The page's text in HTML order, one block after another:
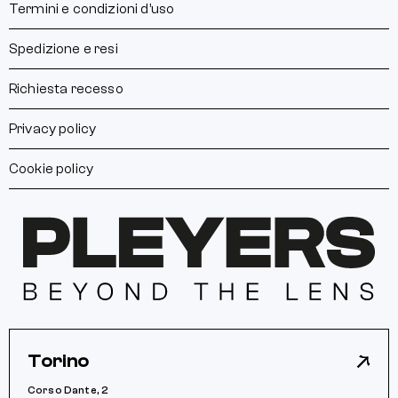
Termini e condizioni d’uso
Spedizione e resi
Richiesta recesso
Privacy policy
Cookie policy
Torino
Corso Dante, 2